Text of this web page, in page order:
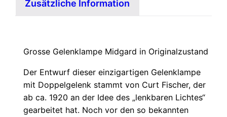
Zusätzliche Information
Grosse Gelenklampe Midgard in Originalzustand
Der Entwurf dieser einzigartigen Gelenklampe
mit Doppelgelenk stammt von Curt Fischer, der
ab ca. 1920 an der Idee des „lenkbaren Lichtes“
gearbeitet hat. Noch vor den so bekannten